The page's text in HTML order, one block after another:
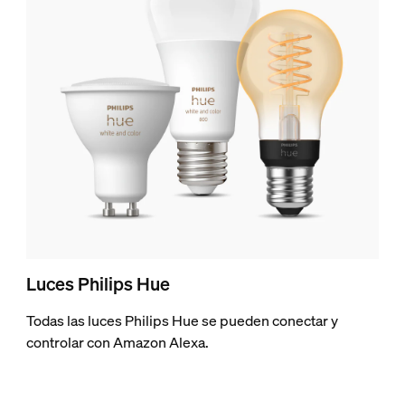
Luces Philips Hue
Todas las luces Philips Hue se pueden conectar y
controlar con Amazon Alexa.